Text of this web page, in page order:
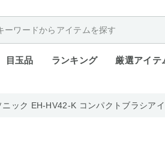
目玉品 ランキング 厳選アイテ
ニック EH-HV42-K コンパクトブラシア